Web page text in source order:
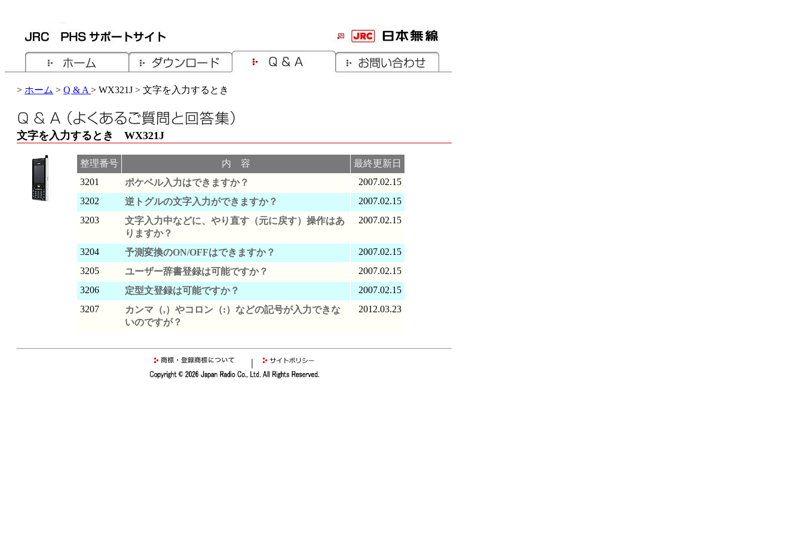
> ホーム > Q & A > WX321J > 文字を入力するとき
文字を入力するとき WX321J
整理番号 内 容
最終更新日
3201
ポケベル入力はできますか？
2007.02.15
3202
逆トグルの文字入力ができますか？
2007.02.15
3203
文字入力中などに、やり直す（元に戻す）操作はあ
りますか？
2007.02.15
3204 予測変換のON/OFFはできますか？
2007.02.15
3205
ユーザー辞書登録は可能ですか？
2007.02.15
3206
定型文登録は可能ですか？
2007.02.15
3207
カンマ（,）やコロン（:）などの記号が入力できな
いのですが？
2012.03.23